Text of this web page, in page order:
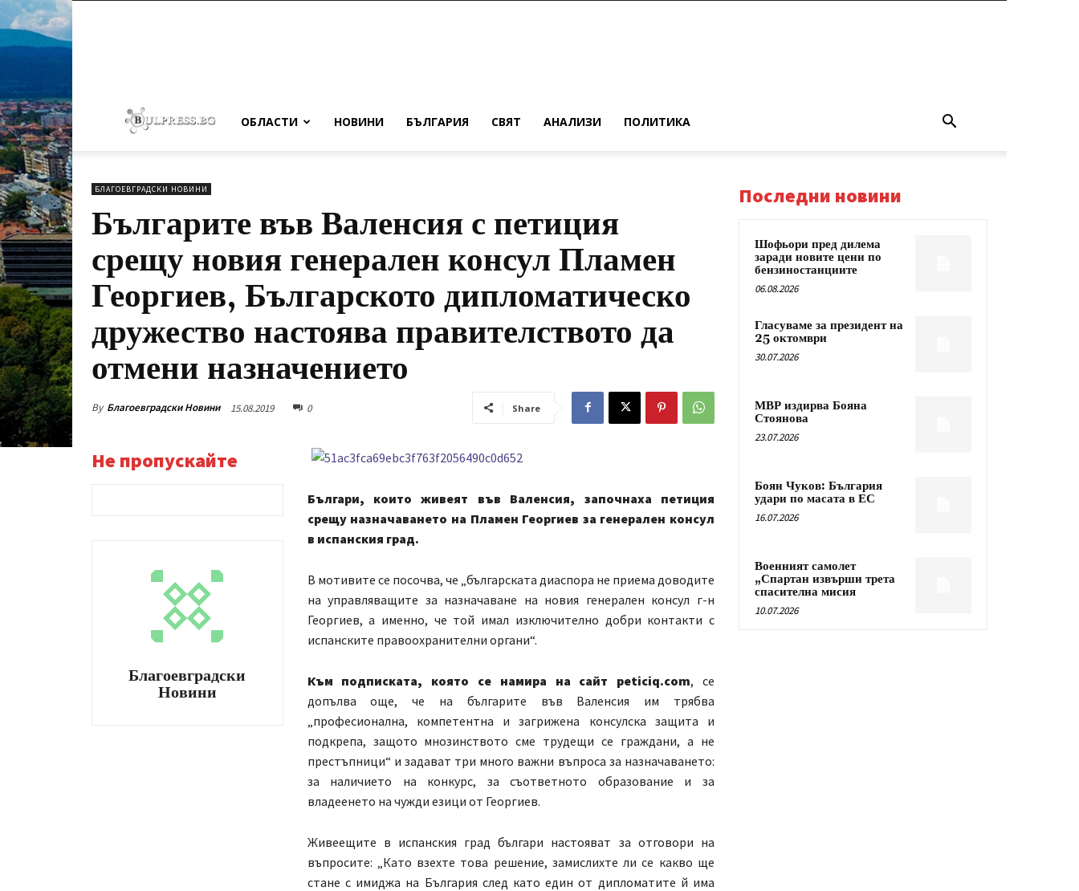
ОБЛАСТИ НОВИНИ БЪЛГАРИЯ СВЯТ АНАЛИЗИ ПОЛИТИКА
БЛАГОЕВГРАДСКИ НОВИНИ
Българите във Валенсия с петиция
срещу новия генерален консул Пламен
Георгиев, Българското дипломатическо
дружество настоява правителството да
отмени назначението
By Благоевградски Новини 15.08.2019 0 Share
Не пропускайте
Благоевградски
Новини
Българи, които живеят във Валенсия, започнаха петиция
срещу назначаването на Пламен Георгиев за генерален консул
в испанския град.
В мотивите се посочва, че „българската диаспора не приема доводите
на управляващите за назначаване на новия генерален консул г-н
Георгиев, а именно, че той имал изключително добри контакти с
испанските правоохранителни органи“.
Към подписката, която се намира на сайт peticiq.com, се
допълва още, че на българите във Валенсия им трябва
„професионална, компетентна и загрижена консулска защита и
подкрепа, защото мнозинството сме трудещи се граждани, а не
престъпници“ и задават три много важни въпроса за назначаването:
за наличието на конкурс, за съответното образование и за
владеенето на чужди езици от Георгиев.
Живеещите в испанския град българи настояват за отговори на
въпросите: „Като взехте това решение, замислихте ли се какво ще
стане с имиджа на България след като един от дипломатите й има
Последни новини
Шофьори пред дилема
заради новите цени по
бензиностанциите
06.08.2026
Гласуваме за президент на
25 октомври
30.07.2026
МВР издирва Бояна
Стоянова
23.07.2026
Боян Чуков: България
удари по масата в ЕС
16.07.2026
Военният самолет
„Спартан извърши трета
спасителна мисия
10.07.2026